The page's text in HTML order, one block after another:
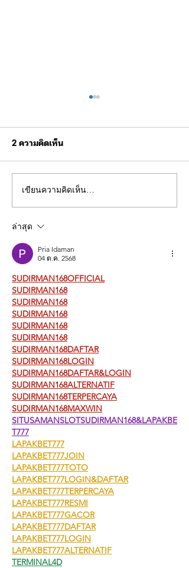
ผบช.ทท. ตรวจเยี่ยม การ
2 ความคิดเห็น
เขียนความคิดเห็น…
ล่าสุด
Pria Idaman
04 ต.ค. 2568
SUDIRMAN168OFFICIAL
SUDIRMAN168
SUDIRMAN168
SUDIRMAN168
SUDIRMAN168
SUDIRMAN168
SUDIRMAN168DAFTAR
SUDIRMAN168LOGIN
SUDIRMAN168DAFTAR&LOGIN
SUDIRMAN168ALTERNATIF
SUDIRMAN168TERPERCAYA
SUDIRMAN168MAXWIN
SITUSAMANSLOTSUDIRMAN168&LAPAKBE
T777
LAPAKBET777
LAPAKBET777JOIN
LAPAKBET777TOTO
LAPAKBET777LOGIN&DAFTAR
LAPAKBET777TERPERCAYA
LAPAKBET777RESMI
LAPAKBET777GACOR
LAPAKBET777DAFTAR
LAPAKBET777LOGIN
LAPAKBET777ALTERNATIF
TERMINAL4D